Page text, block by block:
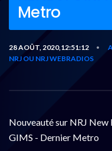
Metro
28 AOÛT, 2020,12:51:12 •
NRJ OU NRJ WEBRADIOS
Nouveauté sur NRJ
GIMS - Dernier Metro